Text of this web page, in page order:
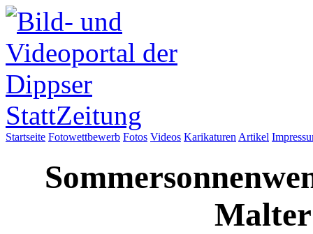
Startseite Fotowettbewerb Fotos Videos Karikaturen Artikel
Malter